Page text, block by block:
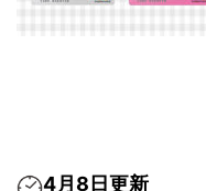
4月8日更新